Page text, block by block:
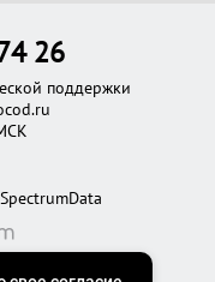
26
поддержки